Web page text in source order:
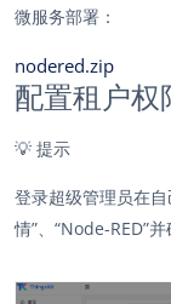
微服务部署：
nodered.zip
配置租户权
💡 提示
登录超级管理员在
情”、“Node-RED”并